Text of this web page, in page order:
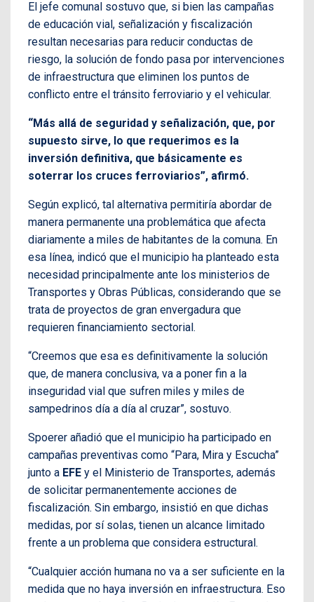
El jefe comunal sostuvo que, si bien las campañas
de educación vial, señalización y fiscalización
resultan necesarias para reducir conductas de
riesgo, la solución de fondo pasa por intervenciones
de infraestructura que eliminen los puntos de
conflicto entre el tránsito ferroviario y el vehicular.
“Más allá de seguridad y señalización, que, por
supuesto sirve, lo que requerimos es la
inversión definitiva, que básicamente es
soterrar los cruces ferroviarios”, afirmó.
Según explicó, tal alternativa permitiría abordar de
manera permanente una problemática que afecta
diariamente a miles de habitantes de la comuna. En
esa línea, indicó que el municipio ha planteado esta
necesidad principalmente ante los ministerios de
Transportes y Obras Públicas, considerando que se
trata de proyectos de gran envergadura que
requieren financiamiento sectorial.
“Creemos que esa es definitivamente la solución
que, de manera conclusiva, va a poner fin a la
inseguridad vial que sufren miles y miles de
sampedrinos día a día al cruzar”, sostuvo.
Spoerer añadió que el municipio ha participado en
campañas preventivas como “Para, Mira y Escucha”
junto a EFE y el Ministerio de Transportes, además
de solicitar permanentemente acciones de
fiscalización. Sin embargo, insistió en que dichas
medidas, por sí solas, tienen un alcance limitado
frente a un problema que considera estructural.
“Cualquier acción humana no va a ser suficiente en la
medida que no haya inversión en infraestructura. Eso